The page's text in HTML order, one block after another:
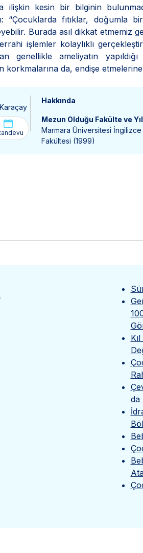
ilişkin kesin bir bilginin
“Çocuklarda fıtıklar, doğumla
Burada asıl dikkat etmemiz
işlemler kolaylıklı
genellikle ameliyatın
korkmalarına da, endişe
Hakkında
Mezun Olduğu Fakülte ve
Marmara Üniversitesi İngilizce
Fakültesi (1999)
da